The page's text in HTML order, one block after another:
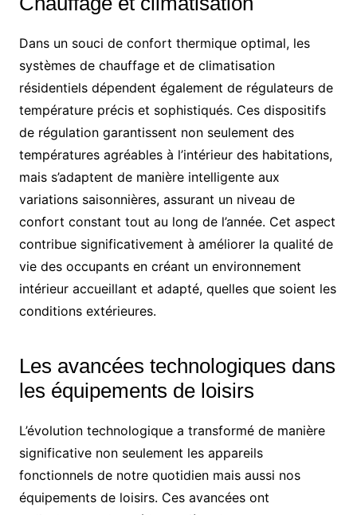
Dans un souci de confort thermique optimal, les
systèmes de chauffage et de climatisation
résidentiels dépendent également de régulateurs de
température précis et sophistiqués. Ces dispositifs
de régulation garantissent non seulement des
températures agréables à l’intérieur des habitations,
mais s’adaptent de manière intelligente aux
variations saisonnières, assurant un niveau de
confort constant tout au long de l’année. Cet aspect
contribue significativement à améliorer la qualité de
vie des occupants en créant un environnement
intérieur accueillant et adapté, quelles que soient les
conditions extérieures.
Les avancées technologiques dans
les équipements de loisirs
L’évolution technologique a transformé de manière
significative non seulement les appareils
fonctionnels de notre quotidien mais aussi nos
équipements de loisirs. Ces avancées ont